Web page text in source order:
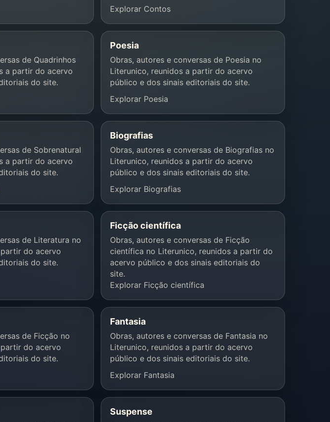
Explorar Contos
de Quadrinhos
a partir do acervo
do site.
Poesia
Obras, autores e conversas de Poesia no
Literunico, reunidos a partir do acervo
público e dos sinais editoriais do site.
Explorar Poesia
de Sobrenatural
a partir do acervo
do site.
Biografias
Obras, autores e conversas de Biografias no
Literunico, reunidos a partir do acervo
público e dos sinais editoriais do site.
Explorar Biografias
de Literatura no
do acervo
do site.
Ficção científica
Obras, autores e conversas de Ficção
científica no Literunico, reunidos a partir do
acervo público e dos sinais editoriais do
site.
Explorar Ficção científica
de Ficção no
do acervo
do site.
Fantasia
Obras, autores e conversas de Fantasia no
Literunico, reunidos a partir do acervo
público e dos sinais editoriais do site.
Explorar Fantasia
Suspense